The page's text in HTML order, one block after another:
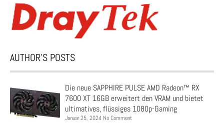
AUTHOR’S POSTS
Die neue SAPPHIRE PULSE AMD Radeon™ RX
7600 XT 16GB erweitert den VRAM und bietet
ultimatives, flüssiges 1080p-Gaming
Januar 25, 2024 No Comment